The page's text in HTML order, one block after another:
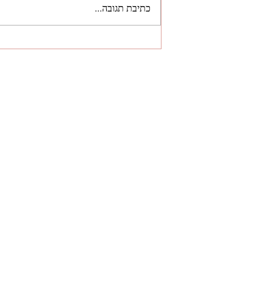
כתיבת תגובה...